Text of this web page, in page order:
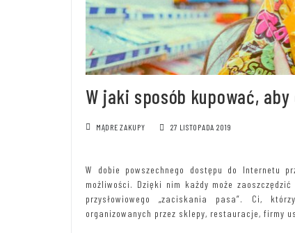
W jaki sposób kupować,
MĄDRE ZAKUPY 27 LISTOPADA 2019
W dobie powszechnego dostępu do Internetu
możliwości. Dzięki nim każdy może
przysłowiowego „zaciskania pasa”. Ci,
organizowanych przez sklepy, restauracje, firmy